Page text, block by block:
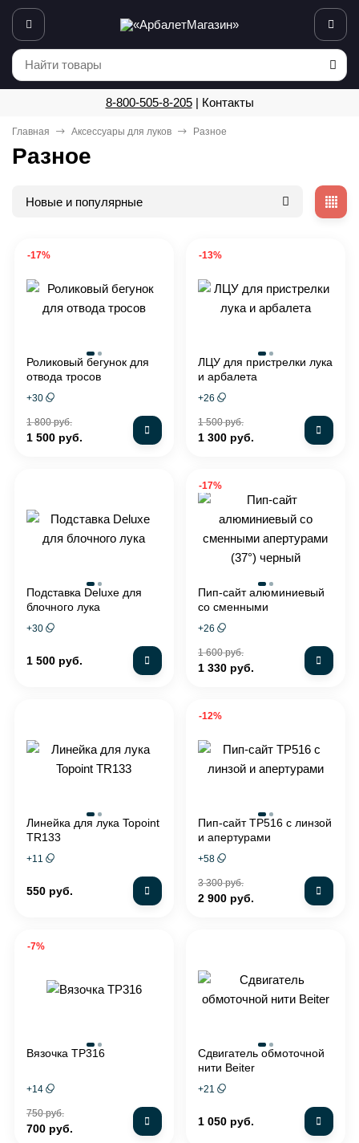
8-800-505-8-205| Контакты
Главная Аксессуары для луков Разное
Разное
Новые и популярные
-17%
Роликовый бегунок для
отвода тросов
+30
1 800 руб.
1 500 руб.
-13%
ЛЦУ для пристрелки лука
и арбалета
+26
1 500 руб.
1 300 руб.
Подставка Deluxe для
блочного лука
+30
1 500 руб.
-17%
Пип-сайт алюминиевый
со сменными
апертурами (37°) черный
+26
1 600 руб.
1 330 руб.
Линейка для лука Topoint
TR133
+11
550 руб.
-12%
Пип-сайт TP516 с линзой
и апертурами
+58
3 300 руб.
2 900 руб.
-7%
Вязочка TP316
+14
750 руб.
700 руб.
Сдвигатель обмоточной
нити Beiter
+21
1 050 руб.